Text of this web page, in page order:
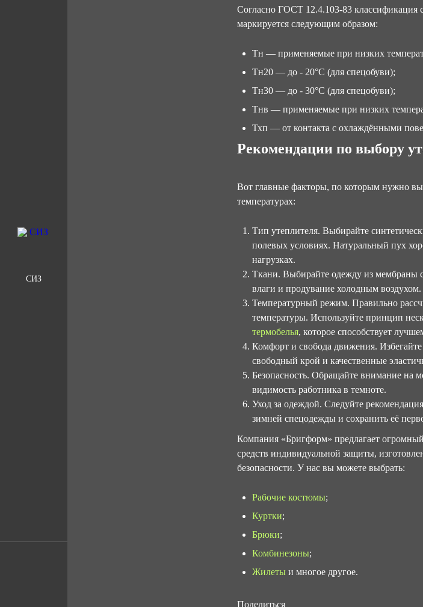
СИЗ
Согласно ГОСТ 12.4.103-83 классификация
маркируется следующим образом:
Тн — применяемые при низких
Тн20 — до - 20°С (для спецобуви);
Тн30 — до - 30°С (для спецобуви);
Тнв — применяемые при низких
Тхп — от контакта с охлаждёнными
Рекомендации по выбору
Вот главные факторы, по которым нужно
температурах:
Тип утеплителя. Выбирайте
полевых условиях. Натуральный пух
нагрузках.
Ткани. Выбирайте одежду из мембраны
влаги и продувание холодным воздухом.
Температурный режим. Правильно
температуры. Используйте принцип
термобелья, которое способствует
Комфорт и свобода движения.
свободный крой и качественные
Безопасность. Обращайте внимание на
видимость работника в темноте.
Уход за одеждой. Следуйте
зимней спецодежды и сохранить её
Компания «Бригформ» предлагает
средств индивидуальной защиты,
безопасности. У нас вы можете выбрать:
Рабочие костюмы;
Куртки;
Брюки;
Комбинезоны;
Жилеты и многое другое.
Поделиться